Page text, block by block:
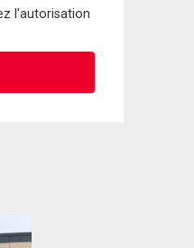
l'autorisation